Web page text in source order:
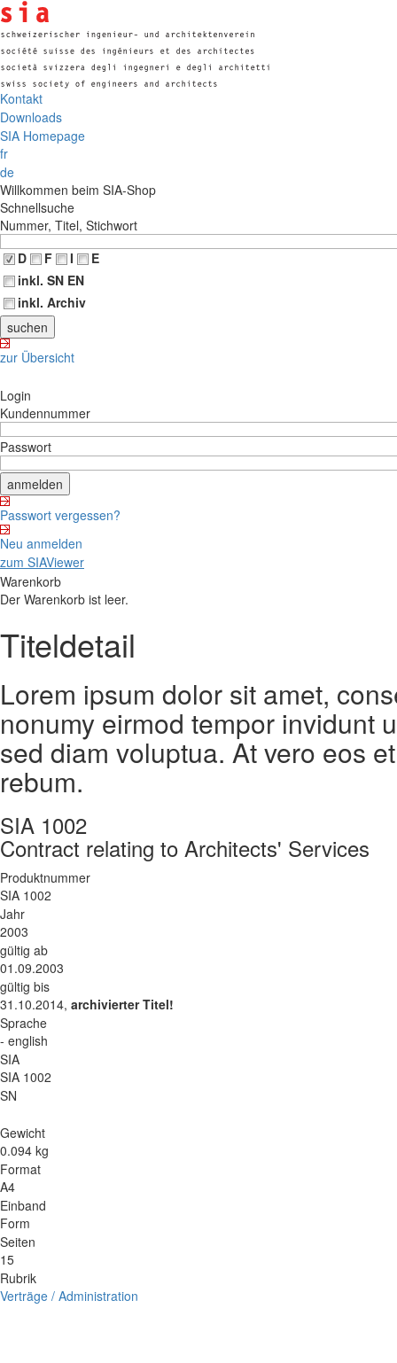
Kontakt
Downloads
SIA Homepage
fr
de
Willkommen beim SIA-Shop
Schnellsuche
Nummer, Titel, Stichwort
D
F I
E
inkl. SN EN
inkl. Archiv
zur Übersicht
Login
Kundennummer
Passwort
Passwort vergessen?
Neu anmelden
zum SIAViewer
Warenkorb
Der Warenkorb ist leer.
Titeldetail
Lorem ipsum dolor sit amet,
nonumy eirmod tempor invidunt
sed diam voluptua. At vero eos
rebum.
SIA 1002
Contract relating to Architects' Services
Produktnummer
SIA 1002
Jahr
2003
gültig ab
01.09.2003
gültig bis
31.10.2014, archivierter Titel!
Sprache
- english
SIA
SIA 1002
SN
Gewicht
0.094 kg
Format
A4
Einband
Form
Seiten
15
Rubrik
Verträge / Administration